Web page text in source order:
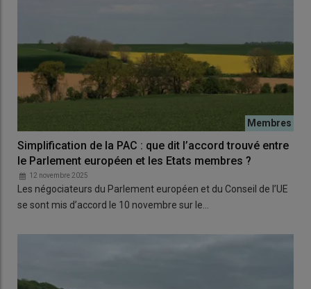
Simplification de la PAC : que dit l’accord trouvé entre
le Parlement européen et les Etats membres ?
12 novembre 2025
Les négociateurs du Parlement européen et du Conseil de l’UE
se sont mis d’accord le 10 novembre sur le…